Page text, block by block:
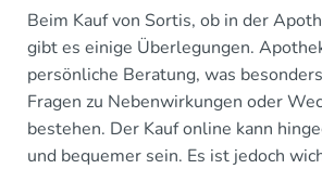
Beim Kauf von Sortis, ob in der
gibt es einige Überlegungen.
persönliche Beratung, was
Fragen zu Nebenwirkungen oder
bestehen. Der Kauf online kann
und bequemer sein. Es ist jedoch